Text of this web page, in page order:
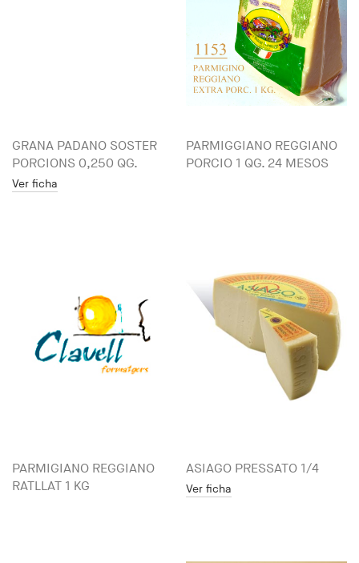
GRANA PADANO SOSTER
PORCIONS 0,250 QG.
Ver ficha
PARMIGGIANO REGGIANO
PORCIO 1 QG. 24 MESOS
PARMIGIANO REGGIANO
RATLLAT 1 KG
ASIAGO PRESSATO 1/4
Ver ficha